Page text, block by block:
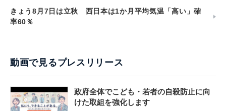
きょう8月7日は立秋 西日本は1か月平均気温「高い」確
率60％
動画で見るプレスリリース
政府全体でこども・若者の自殺防止に向
けた取組を強化します